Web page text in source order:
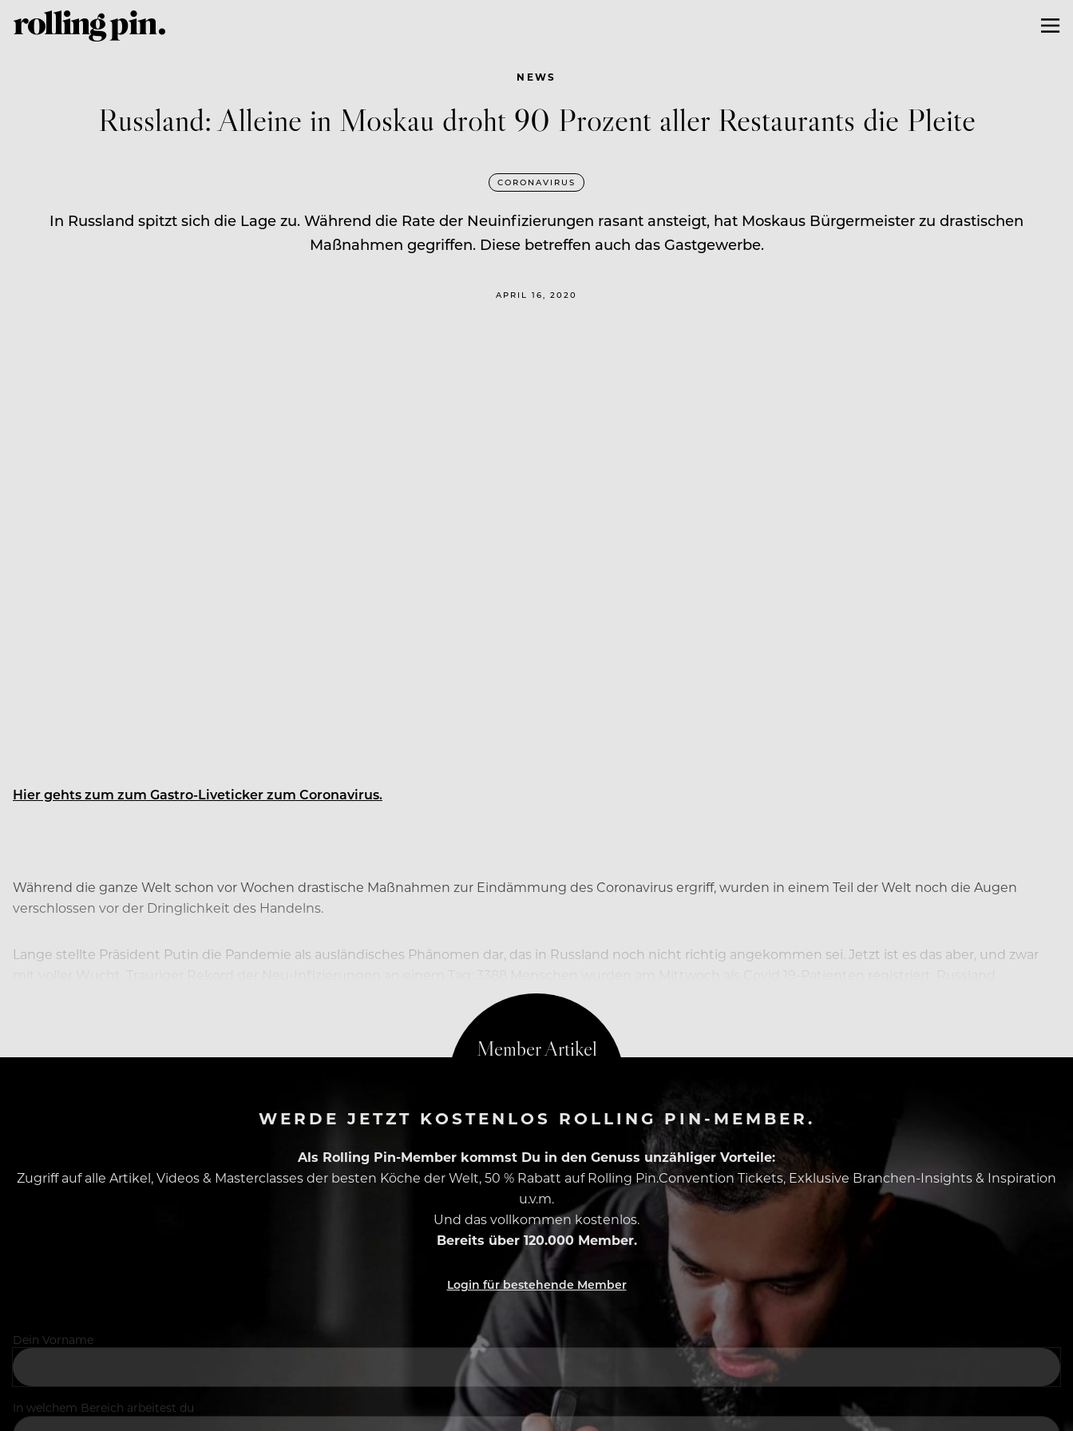
NEWS
Russland: Alleine in Moskau droht 90 Prozent aller Restaurants die Pleite
CORONAVIRUS
In Russland spitzt sich die Lage zu. Während die Rate der Neuinfizierungen rasant ansteigt, hat Moskaus Bürgermeister zu drastischen
Maßnahmen gegriffen. Diese betreffen auch das Gastgewerbe.
APRIL 16, 2020
Hier gehts zum zum Gastro-Liveticker zum Coronavirus.
Während die ganze Welt schon vor Wochen drastische Maßnahmen zur Eindämmung des Coronavirus ergriff, wurden in einem Teil der Welt noch die Augen
verschlossen vor der Dringlichkeit des Handelns.
Lange stellte Präsident Putin die Pandemie als ausländisches Phänomen dar, das in Russland noch nicht richtig angekommen sei. Jetzt ist es das aber, und zwar
WERDE JETZT KOSTENLOS ROLLING PIN-MEMBER.
Als Rolling Pin-Member kommst Du in den Genuss unzähliger Vorteile:
Zugriff auf alle Artikel, Videos & Masterclasses der besten Köche der Welt, 50 % Rabatt auf Rolling Pin.Convention Tickets, Exklusive Branchen-Insights & Inspiration
u.v.m.
Und das vollkommen kostenlos.
Bereits über 120.000 Member.
Login für bestehende Member
Dein Vorname
In welchem Bereich arbeitest du